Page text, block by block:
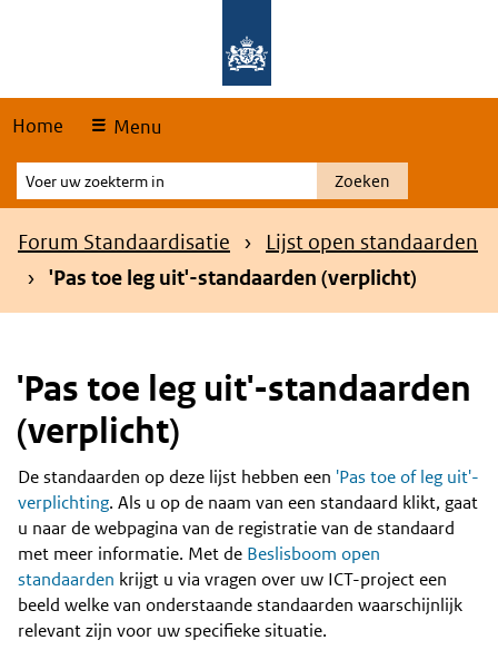
Home Menu
Voer
uw
zoekterm
Zoeken
Kruimelpad
Forum Standaardisatie
Lijst open standaarden
'Pas toe leg uit'-standaarden (verplicht)
'Pas toe leg uit'-standaarden
(verplicht)
Content
De standaarden op deze lijst hebben een 'Pas toe of leg uit'-
verplichting. Als u op de naam van een standaard klikt, gaat
u naar de webpagina van de registratie van de standaard
met meer informatie. Met de Beslisboom open
standaarden krijgt u via vragen over uw ICT-project een
beeld welke van onderstaande standaarden waarschijnlijk
relevant zijn voor uw specifieke situatie.